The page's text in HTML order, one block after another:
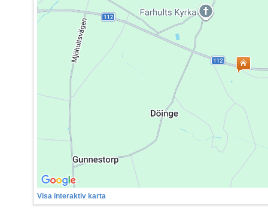
Visa interaktiv karta